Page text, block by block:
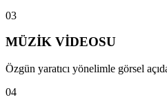
03
MÜZİK VİDEOSU
Özgün yaratıcı yönelimle görsel
04